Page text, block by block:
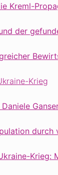
Kreml-
der
Krieg